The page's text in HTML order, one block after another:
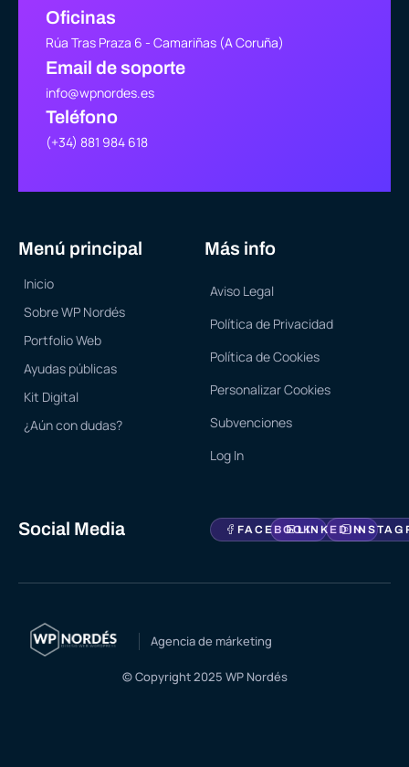
Oficinas
Rúa Tras Praza 6 - Camariñas (A Coruña)
Email de soporte
info@wpnordes.es
Teléfono
(+34) 881 984 618
Menú principal
Inicio
Sobre WP Nordés
Portfolio Web
Ayudas públicas
Kit Digital
¿Aún con dudas?
Más info
Aviso Legal
Política de Privacidad
Política de Cookies
Personalizar Cookies
Subvenciones
Log In
Social Media FACEBOOKLINKEDIN
Agencia de márketing
© Copyright 2025 WP Nordés